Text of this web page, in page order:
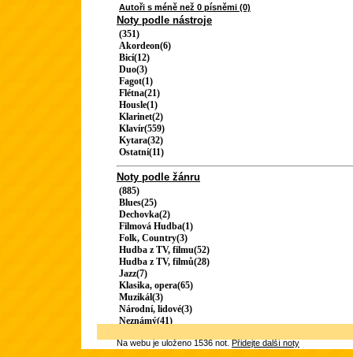
Autoři s méně než 0 písněmi (0)
Noty podle nástroje
(351)
Akordeon(6)
Bicí(12)
Duo(3)
Fagot(1)
Flétna(21)
Housle(1)
Klarinet(2)
Klavír(559)
Kytara(32)
Ostatní(11)
Noty podle žánru
(885)
Blues(25)
Dechovka(2)
Filmová Hudba(1)
Folk, Country(3)
Hudba z TV, filmu(52)
Hudba z TV, filmů(28)
Jazz(7)
Klasika, opera(65)
Muzikál(3)
Národní, lidové(3)
Neznámý(41)
Na webu je uloženo 1536 not.Přidejte další noty